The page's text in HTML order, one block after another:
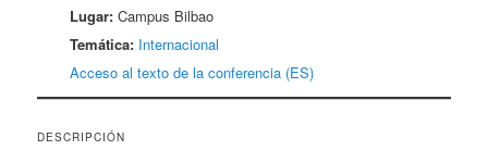
Lugar: Campus Bilbao
Temática: Internacional
Acceso al texto de la conferencia (ES)
DESCRIPCIÓN